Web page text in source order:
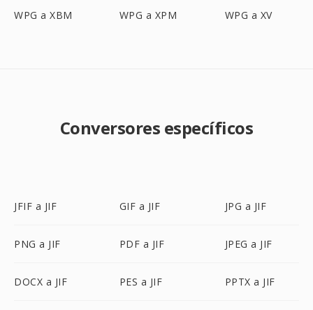
WPG a XBM WPG a XPM WPG a XV
Conversores específicos
JFIF a JIF GIF a JIF JPG a JIF
PNG a JIF PDF a JIF JPEG a JIF
DOCX a JIF PES a JIF PPTX a JIF